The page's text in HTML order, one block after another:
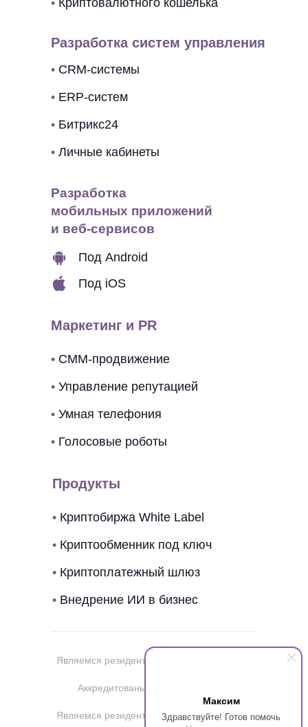
Максим
Здравствуйте! Готов помочь
Аккредитованы в
Являемся резидентом
Являемся резидентом
• Криптобиржа White Label
• Криптообменник под ключ
• Криптоплатежный шлюз
• Внедрение ИИ в бизнес
Продукты
• СММ-продвижение
• Управление репутацией
• Умная телефония
• Голосовые роботы
Маркетинг и PR
• Битрикс24
• Личные кабинеты
• CRM-системы
• ERP-систем
Разработка систем управления
• Криптовалютного кошелька
Разработка
мобильных приложений
и веб-сервисов
Под Android
Под iOS